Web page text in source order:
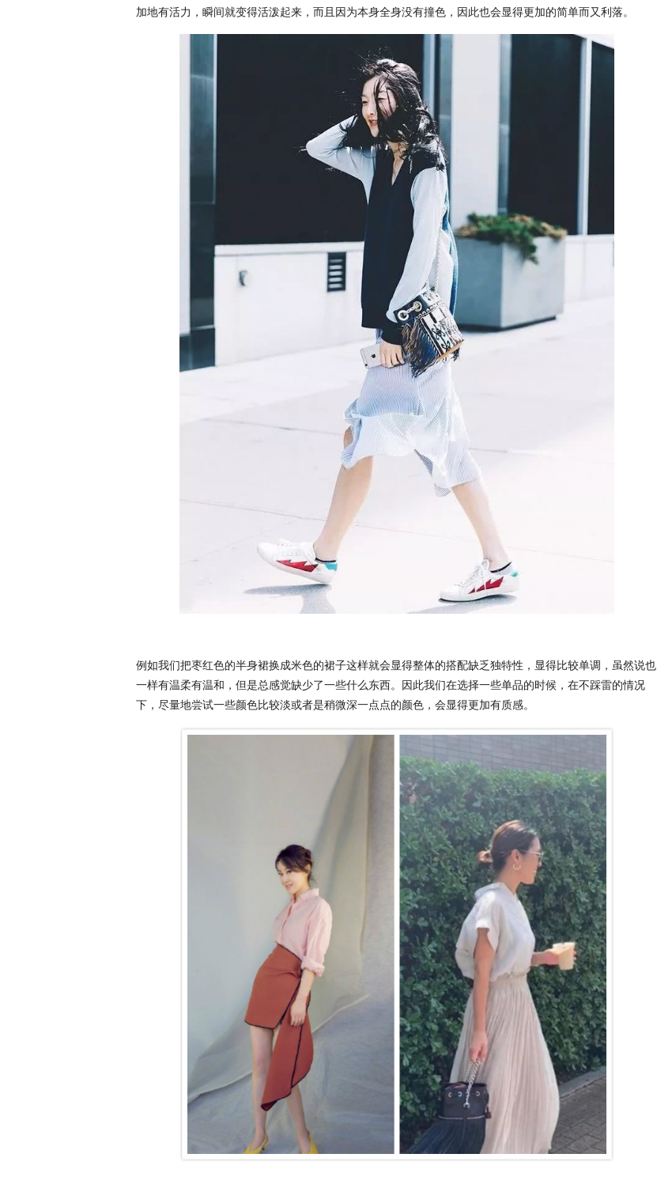
加地有活力，瞬间就变得活泼起来，而且因为本身全身没有撞色，因此也会显得更加的简单而又利落。
例如我们把枣红色的半身裙换成米色的裙子这样就会显得整体的搭配缺乏独特性，显得比较单调，虽然说也
一样有温柔有温和，但是总感觉缺少了一些什么东西。因此我们在选择一些单品的时候，在不踩雷的情况
下，尽量地尝试一些颜色比较淡或者是稍微深一点点的颜色，会显得更加有质感。